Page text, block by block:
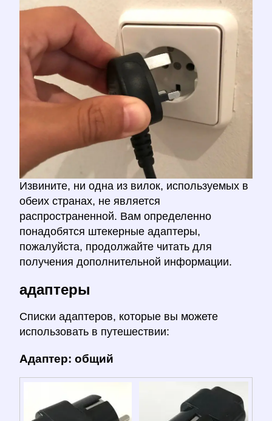
Извините, ни одна из вилок, используемых в
обеих странах, не является
распространенной. Вам определенно
понадобятся штекерные адаптеры,
пожалуйста, продолжайте читать для
получения дополнительной информации.
адаптеры
Списки адаптеров, которые вы можете
использовать в путешествии:
Адаптер: общий